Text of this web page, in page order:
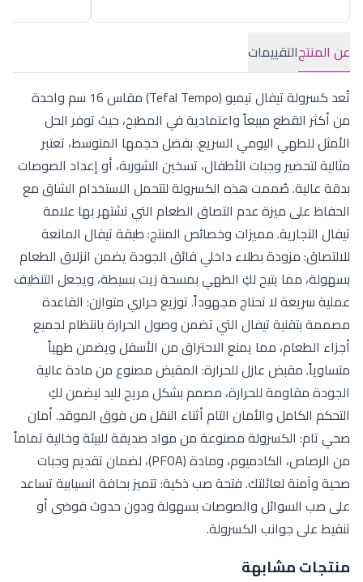
عن المنتجالتقييمات
تُعد كسرولة تيفال تيمبو (Tefal Tempo) مقاس 16 سم واحدة
من أكثر القطع مبيعاً واعتمادية في المطبخ، حيث توفر الحل
الأمثل للطهي اليومي السريع. بفضل حجمها المتوسط، تعتبر
مثالية لتحضير وجبات الأطفال، تسخين الشوربة، أو إعداد الصوصات
بدقة عالية. صُممت هذه الكسرولة لتتحمل الاستخدام الشاق مع
الحفاظ على ميزة عدم التصاق الطعام التي تشتهر بها علامة
تيفال التجارية. مميزات وخصائص المنتج: طبقة تيفال المانعة
للالتصاق: مزودة بطلاء داخلي فائق الجودة يضمن انزلاق الطعام
بسهولة، مما يتيح لكِ الطهي بمسحة زيت بسيطة، ويجعل التنظيف
عملية سريعة لا تحتاج مجهوداً. توزيع حراري متوازن: القاعدة
مصممة بتقنية تيفال التي تضمن وصول الحرارة بانتظام لجميع
أجزاء الطعام، مما يمنع الاحتراق من الأسفل ويضمن طهياً
متساوياً. مقبض عازل للحرارة: المقبض مصنوع من مادة عالية
الجودة مقاومة للحرارة، مصمم بشكل مريح لليد ليضمن لكِ
التحكم الكامل والأمان التام أثناء النقل من فوق الموقد. أمان
صحي تام: الكسرولة مصنوعة من مواد صديقة للبيئة وخالية تماماً
من الرصاص، الكادميوم، ومادة (PFOA)، لضمان تقديم وجبات
صحية وآمنة لعائلتك. فتحة صب ذكية: تتميز بحافة انسيابية تساعد
على صب السوائل والصوصات بسهولة ودون حدوث فوضى أو
تنقيط على جوانب الكسرولة.
منتجات مشابهة